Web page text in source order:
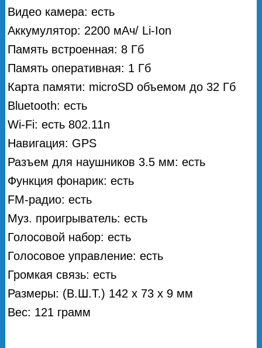
Видео камера: есть
Аккумулятор: 2200 мAч/ Li-Ion
Память встроенная: 8 Гб
Память оперативная: 1 Гб
Карта памяти: microSD объемом до 32 Гб
Bluetooth: есть
Wi-Fi: есть 802.11n
Навигация: GPS
Разъем для наушников 3.5 мм: есть
Функция фонарик: есть
FM-радио: есть
Муз. проигрыватель: есть
Голосовой набор: есть
Голосовое управление: есть
Громкая связь: есть
Размеры: (В.Ш.Т.) 142 х 73 х 9 мм
Вес: 121 грамм